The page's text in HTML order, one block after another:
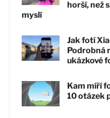
horší, než
myslí
Jak fotí
Podrobná
ukázkové
Kam míří
10 otázek